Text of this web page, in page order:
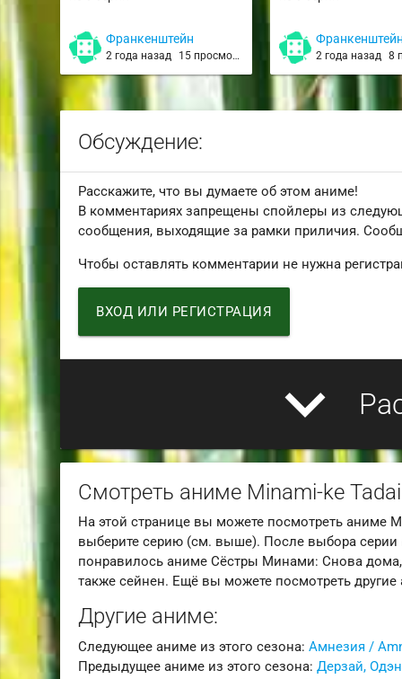
Франкенштейн
2 года назад 15 просмотров
Франкенштейн
2 года назад 8
Обсуждение:
Расскажите, что вы думаете об этом аниме!
В комментариях запрещены спойлеры из
сообщения, выходящие за рамки приличия.
Чтобы оставлять комментарии не нужна
ВХОД ИЛИ РЕГИСТРАЦИЯ
expand_more
Смотреть аниме Minami-ke
На этой странице вы можете посмотреть аниме
выберите серию (см. выше). После выбора серии
понравилось аниме Сёстры Минами: Снова
также сейнен. Ещё вы можете посмотреть
Другие аниме:
Следующее аниме из этого сезона:Амнезия /
Предыдущее аниме из этого сезона:Дерзай,